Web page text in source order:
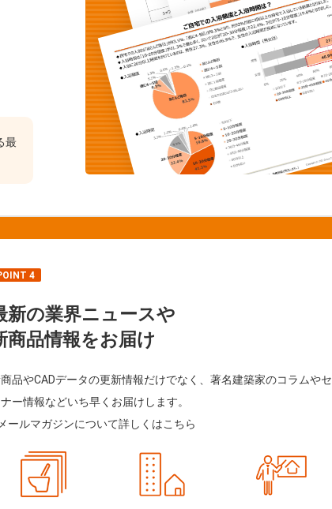
最
4
新の業界ニュースや
商品情報をお届け
品やCADデータの更新情報だけでなく、著名建築家のコラムやセ
ナー情報などいち早くお届けします。
ールマガジンについて詳しくはこちら